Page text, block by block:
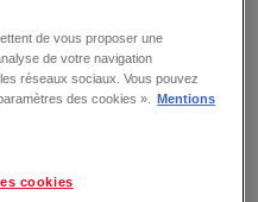
de vous proposer une
de votre navigation
réseaux sociaux. Vous pouvez
des cookies ».
Mentions
cookies